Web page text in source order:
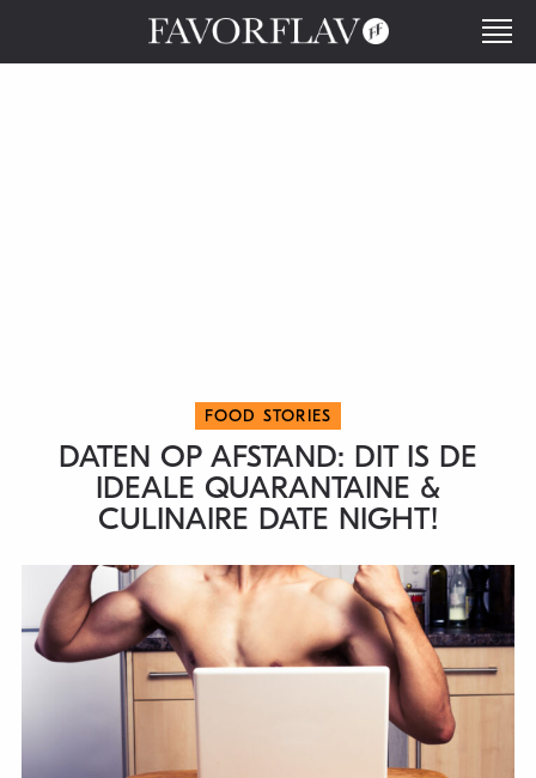
FOOD STORIES
DATEN OP AFSTAND: DIT IS DE
IDEALE QUARANTAINE &
CULINAIRE DATE NIGHT!